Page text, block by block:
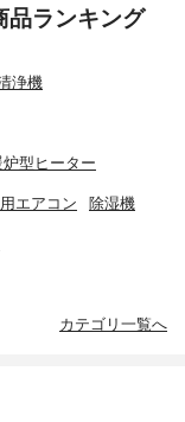
品ランキング
浄機
炉型ヒーター
エアコン 除湿機
カテゴリ一覧へ